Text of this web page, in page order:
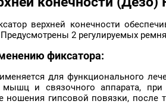
верхней конечности
2 регулируемых
фиксатора:
для функционального
и связочного аппарата, при
ношения гипсовой повязки,